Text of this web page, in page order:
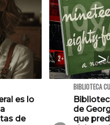
es lo
de
BIBLIOTECA
de
que